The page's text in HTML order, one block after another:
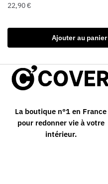
22,90€
Ajouter au panier
La boutique n°1 en France
pour redonner vie à votre
intérieur.